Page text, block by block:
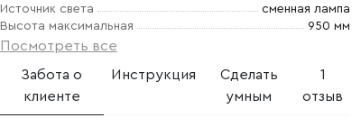
Источник света
сменная лампа
Высота максимальная
950 мм
Посмотреть все
Забота о
клиенте
Инструкция
Сделать
умным
1
отзыв